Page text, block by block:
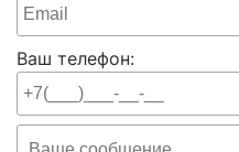
Ваш телефон: